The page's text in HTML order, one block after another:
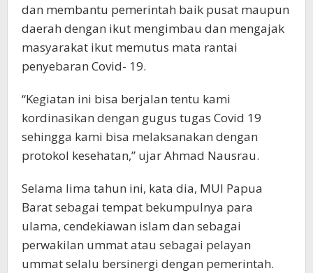
dan membantu pemerintah baik pusat maupun
daerah dengan ikut mengimbau dan mengajak
masyarakat ikut memutus mata rantai
penyebaran Covid- 19.
“Kegiatan ini bisa berjalan tentu kami
kordinasikan dengan gugus tugas Covid 19
sehingga kami bisa melaksanakan dengan
protokol kesehatan,” ujar Ahmad Nausrau.
Selama lima tahun ini, kata dia, MUI Papua
Barat sebagai tempat bekumpulnya para
ulama, cendekiawan islam dan sebagai
perwakilan ummat atau sebagai pelayan
ummat selalu bersinergi dengan pemerintah.